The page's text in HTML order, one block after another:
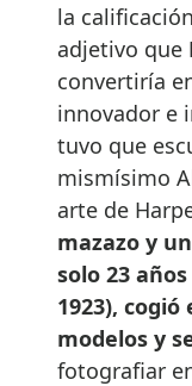
la
adjetivo que
convertiría
innovador e
tuvo que
mismísimo
arte de
mazazo y
solo 23
1923),
modelos y
fotografiar